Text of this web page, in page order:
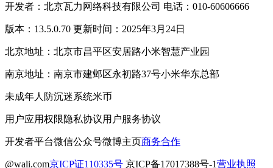
开发者：北京瓦力网络科技有限公司 电话：010-60606666
版本：13.5.0.70 更新时间：2025年3月24日
北京地址：北京市昌平区安居路小米智慧产业园
南京地址：南京市建邺区永初路37号小米华东总部
未成年人防沉迷系统米币
用户应用权限隐私协议用户服务协议
开发者平台微信公众号微博主页商务合作
@wali.com京ICP证110335号 京ICP备17017388号-1营业执照